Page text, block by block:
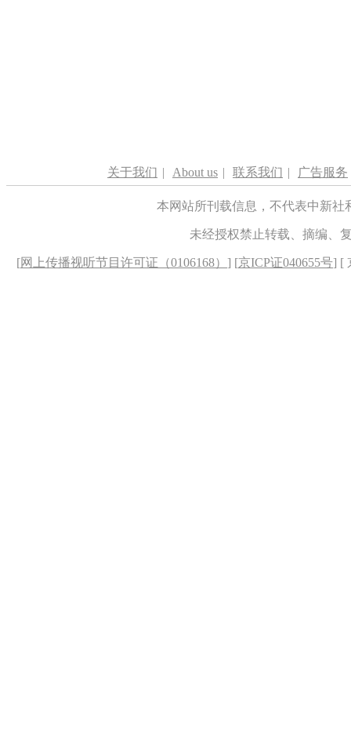
关于我们 | About us | 联系我们 | 广告服务
本网站所刊载信息，不代表中新
未经授权禁止转载、摘编、
[网上传播视听节目许可证（0106168） ] [京ICP证040655号] [